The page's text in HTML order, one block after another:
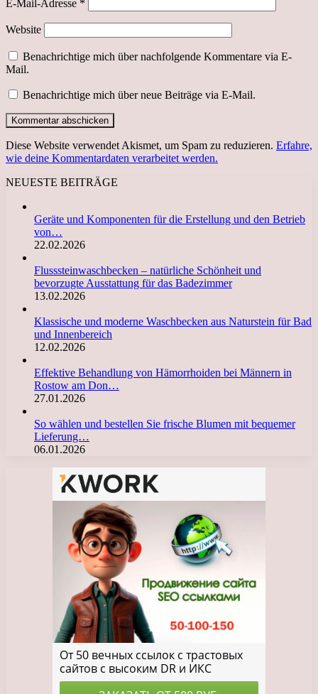
E-Mail-Adresse *
Website
Benachrichtige mich über nachfolgende Kommentare via E-
Mail.
Benachrichtige mich über neue Beiträge via E-Mail.
Diese Website verwendet Akismet, um Spam zu reduzieren. Erfahre,
wie deine Kommentardaten verarbeitet werden.
NEUESTE BEITRÄGE
Geräte und Komponenten für die Erstellung und den Betrieb
von…
22.02.2026
Flusssteinwaschbecken – natürliche Schönheit und
bevorzugte Ausstattung für das Badezimmer
13.02.2026
Klassische und moderne Waschbecken aus Naturstein für Bad
und Innenbereich
12.02.2026
Effektive Behandlung von Hämorrhoiden bei Männern in
Rostow am Don…
27.01.2026
So wählen und bestellen Sie frische Blumen mit bequemer
Lieferung…
06.01.2026